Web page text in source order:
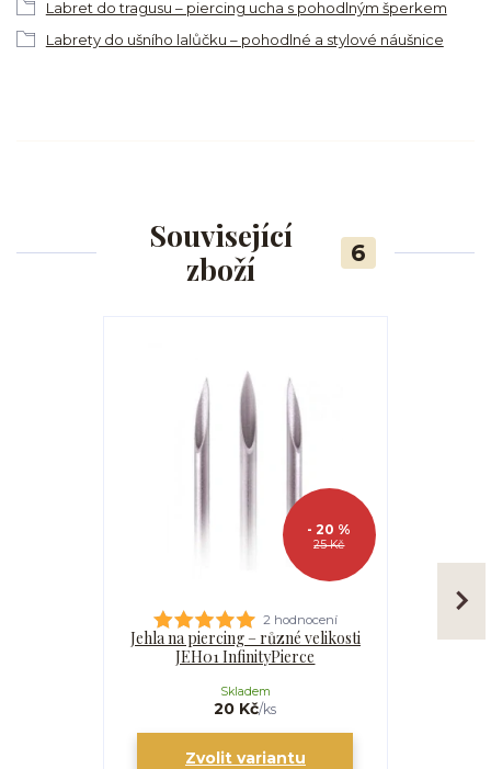
Labret do tragusu – piercing ucha s pohodlným šperkem
Labrety do ušního lalůčku – pohodlné a stylové náušnice
Související
zboží
6
25 Kč
- 20 %
2 hodnocení
Jehla na piercing – různé velikosti
JEH01 InfinityPierce
20 Kč/ks
Skladem
Zvolit variantu